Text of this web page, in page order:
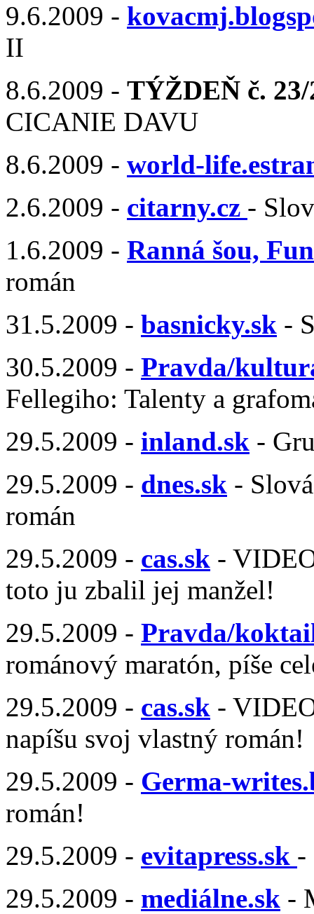
9.6.2009 -
II
8.6.2009 - TÝŽDEŇ č.
CICANIE DAVU
8.6.2009 - world-
2.6.2009 - citarny.cz -
1.6.2009 - Ranná šou,
román
31.5.2009 - basnicky.sk -
30.5.2009 - Pravda/
Fellegiho: Talenty a
29.5.2009 - inland.sk -
29.5.2009 - dnes.sk -
román
29.5.2009 - cas.sk -
toto ju zbalil jej manžel!
29.5.2009 - Pravda/
románový maratón, píše
29.5.2009 - cas.sk -
napíšu svoj vlastný román!
29.5.2009 - Germa-
román!
29.5.2009 - evitapress.sk -
29.5.2009 - mediálne.sk -